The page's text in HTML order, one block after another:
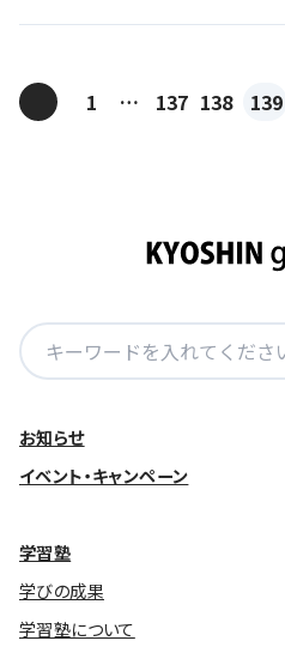
投
ョ
ン
1 … 137 138 139
検
索:
お知らせ
イベント・キャンペーン
学習塾
学びの成果
学習塾について